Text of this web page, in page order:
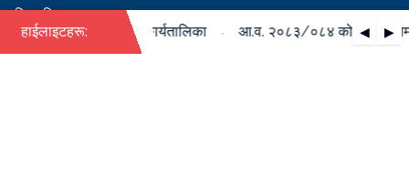
सिफारिस
हाईलाइटहरू: ◀ ▶
सम्बन्धी वार्षिक कार्यतालिका आ.व. २०८३/०८४ को पदपूर्ति